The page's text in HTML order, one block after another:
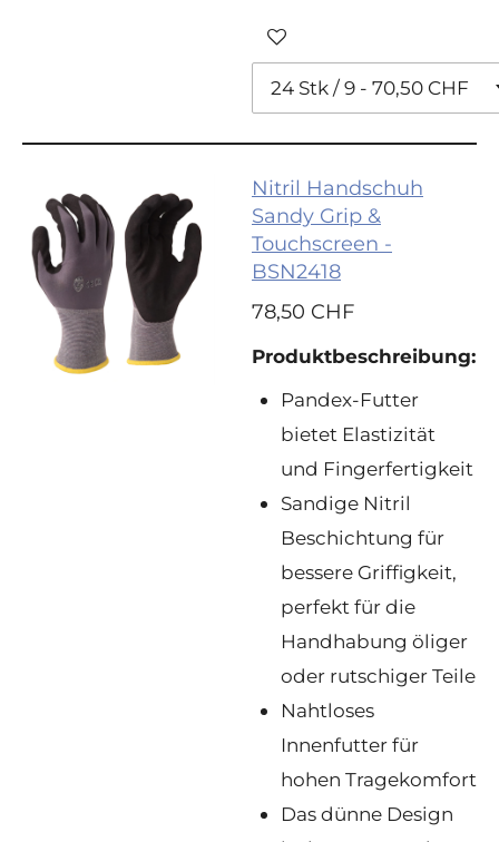
Nitril Handschuh
Sandy Grip &
Touchscreen -
BSN2418
78,50 CHF
Produktbeschreibung:
Pandex-Futter
bietet Elastizität
und Fingerfertigkeit
Sandige Nitril
Beschichtung für
bessere Griffigkeit,
perfekt für die
Handhabung öliger
oder rutschiger Teile
Nahtloses
Innenfutter für
hohen Tragekomfort
Das dünne Design